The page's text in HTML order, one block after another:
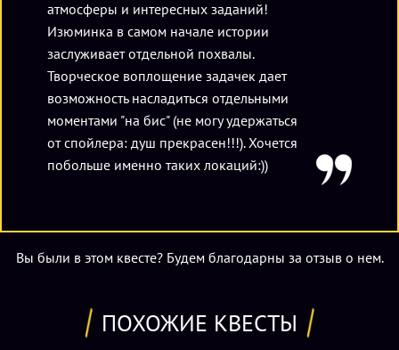
атмосферы и интересных заданий!
Изюминка в самом начале истории
заслуживает отдельной похвалы.
Творческое воплощение задачек дает
возможность насладиться отдельными
моментами "на бис" (не могу удержаться
от спойлера: душ прекрасен!!!). Хочется
побольше именно таких локаций:))
Вы были в этом квесте? Будем благодарны за отзыв о нем.
ПОХОЖИЕ КВЕСТЫ